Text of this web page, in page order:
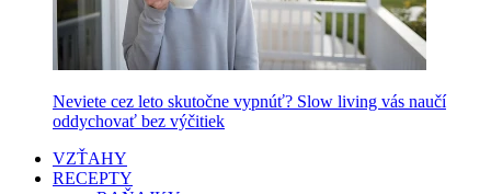
Neviete cez leto skutočne vypnúť? Slow living vás naučí
oddychovať bez výčitiek
VZŤAHY
RECEPTY